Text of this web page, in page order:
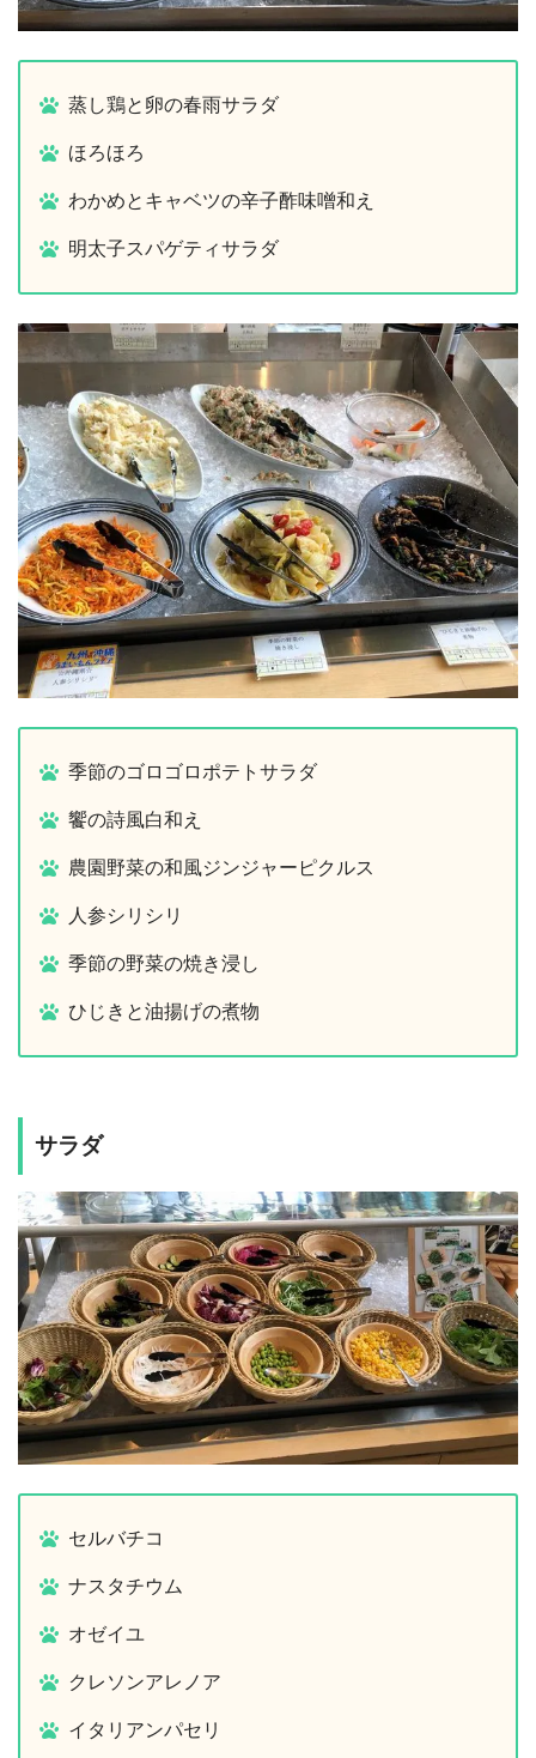
蒸し鶏と卵の春雨サラダ
ほろほろ
わかめとキャベツの辛子酢味噌和え
明太子スパゲティサラダ
季節のゴロゴロポテトサラダ
饗の詩風白和え
農園野菜の和風ジンジャーピクルス
人参シリシリ
季節の野菜の焼き浸し
ひじきと油揚げの煮物
サラダ
セルバチコ
ナスタチウム
オゼイユ
クレソンアレノア
イタリアンパセリ